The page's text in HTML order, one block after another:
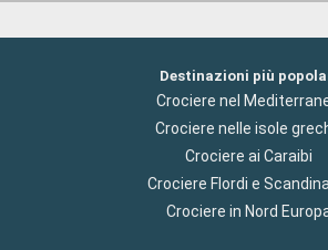
Destinazioni più
Crociere nel
Crociere nelle isole
Crociere ai Caraibi
Crociere Flordi e
Crociere in Nord